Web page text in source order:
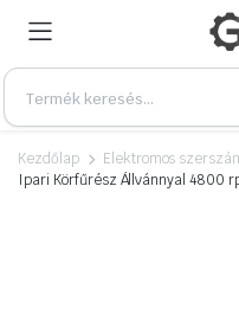
Kezdőlap Elektromos
Ipari Körfűrész Állvánnyal 4800